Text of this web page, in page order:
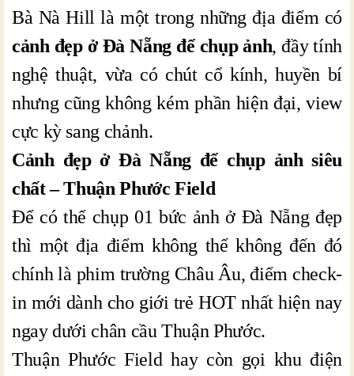
Bà Nà Hill là một trong những địa điểm có
cảnh đẹp ở Đà Nẵng để chụp ảnh, đầy tính
nghệ thuật, vừa có chút cổ kính, huyền bí
nhưng cũng không kém phần hiện đại, view
cực kỳ sang chảnh.
Cảnh đẹp ở Đà Nẵng để chụp ảnh siêu
chất – Thuận Phước Field
Để có thể chụp 01 bức ảnh ở Đà Nẵng đẹp
thì một địa điểm không thể không đến đó
chính là phim trường Châu Âu, điểm check-
in mới dành cho giới trẻ HOT nhất hiện nay
ngay dưới chân cầu Thuận Phước.
Thuận Phước Field hay còn gọi khu điện